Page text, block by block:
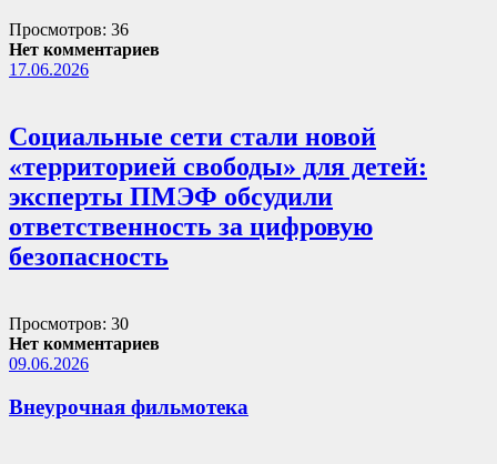
Просмотров: 36
Нет комментариев
17.06.2026
Социальные сети стали новой
«территорией свободы» для детей:
эксперты ПМЭФ обсудили
ответственность за цифровую
безопасность
Просмотров: 30
Нет комментариев
09.06.2026
Внеурочная фильмотека